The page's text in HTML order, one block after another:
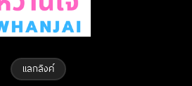
แลกลิงค์